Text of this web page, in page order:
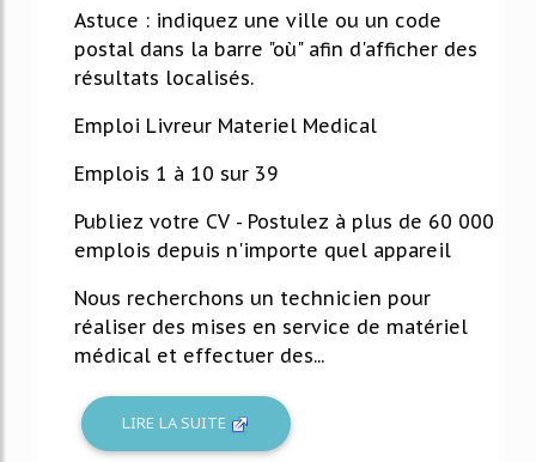
Astuce : indiquez une ville ou un code
postal dans la barre "où" afin d'afficher des
résultats localisés.
Emploi Livreur Materiel Medical
Emplois 1 à 10 sur 39
Publiez votre CV - Postulez à plus de 60 000
emplois depuis n'importe quel appareil
Nous recherchons un technicien pour
réaliser des mises en service de matériel
médical et effectuer des...
LIRE LA SUITE